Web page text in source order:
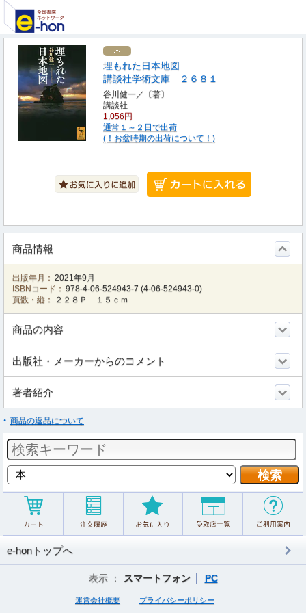
埋もれた日本地図
講談社学術文庫 ２６８１
谷川健一／〔著〕
講談社
1,056円
通常１～２日で出荷
(！お盆時期の出荷について！)
商品情報
出版年月： 2021年9月
ISBNコード： 978-4-06-524943-7 (4-06-524943-0)
頁数・縦：
２２８Ｐ １５ｃｍ
商品の内容
出版社・メーカーからのコメント
著者紹介
商品の返品について
e-honトップへ
表示 ： スマートフォン PC
運営会社概要 プライバシーポリシー